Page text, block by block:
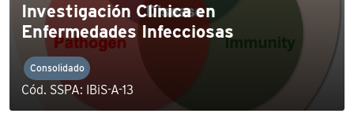
Investigación Clínica en
Enfermedades Infecciosas
Consolidado
Cód. SSPA: IBiS-A-13